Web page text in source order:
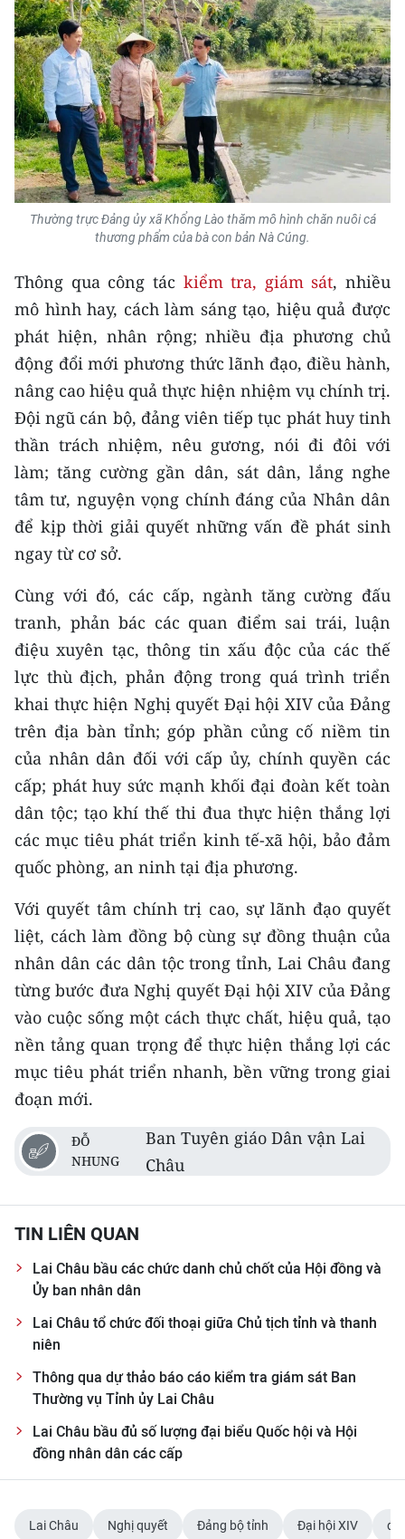
Thường trực Đảng ủy xã Khổng Lào thăm mô hình chăn nuôi cá
thương phẩm của bà con bản Nà Cúng.
Thông qua công tác kiểm tra, giám sát, nhiều
mô hình hay, cách làm sáng tạo, hiệu quả được
phát hiện, nhân rộng; nhiều địa phương chủ
động đổi mới phương thức lãnh đạo, điều hành,
nâng cao hiệu quả thực hiện nhiệm vụ chính trị.
Đội ngũ cán bộ, đảng viên tiếp tục phát huy tinh
thần trách nhiệm, nêu gương, nói đi đôi với
làm; tăng cường gần dân, sát dân, lắng nghe
tâm tư, nguyện vọng chính đáng của Nhân dân
để kịp thời giải quyết những vấn đề phát sinh
ngay từ cơ sở.
Cùng với đó, các cấp, ngành tăng cường đấu
tranh, phản bác các quan điểm sai trái, luận
điệu xuyên tạc, thông tin xấu độc của các thế
lực thù địch, phản động trong quá trình triển
khai thực hiện Nghị quyết Đại hội XIV của Đảng
trên địa bàn tỉnh; góp phần củng cố niềm tin
của nhân dân đối với cấp ủy, chính quyền các
cấp; phát huy sức mạnh khối đại đoàn kết toàn
dân tộc; tạo khí thế thi đua thực hiện thắng lợi
các mục tiêu phát triển kinh tế-xã hội, bảo đảm
quốc phòng, an ninh tại địa phương.
Với quyết tâm chính trị cao, sự lãnh đạo quyết
liệt, cách làm đồng bộ cùng sự đồng thuận của
nhân dân các dân tộc trong tỉnh, Lai Châu đang
từng bước đưa Nghị quyết Đại hội XIV của Đảng
vào cuộc sống một cách thực chất, hiệu quả, tạo
nền tảng quan trọng để thực hiện thắng lợi các
mục tiêu phát triển nhanh, bền vững trong giai
đoạn mới.
ĐỖ
NHUNG
Ban Tuyên giáo Dân vận Lai
Châu
TIN LIÊN QUAN
Lai Châu bầu các chức danh chủ chốt của Hội đồng và
Ủy ban nhân dân
Lai Châu tổ chức đối thoại giữa Chủ tịch tỉnh và thanh
niên
Thông qua dự thảo báo cáo kiểm tra giám sát Ban
Thường vụ Tỉnh ủy Lai Châu
Lai Châu bầu đủ số lượng đại biểu Quốc hội và Hội
đồng nhân dân các cấp
Lai Châu Nghị quyết Đảng bộ tỉnh Đại hội XIV